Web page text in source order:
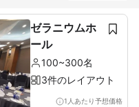
ゼラニウムホ
ール
100~300名
3件のレイアウト
1人あたり予想価格